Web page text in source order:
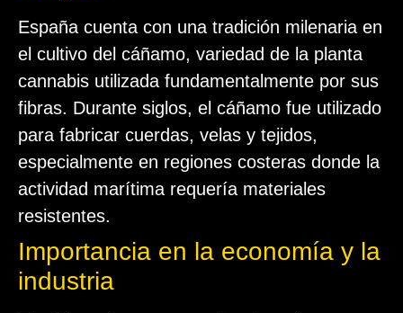
España cuenta con una tradición milenaria en
el cultivo del cáñamo, variedad de la planta
cannabis utilizada fundamentalmente por sus
fibras. Durante siglos, el cáñamo fue utilizado
para fabricar cuerdas, velas y tejidos,
especialmente en regiones costeras donde la
actividad marítima requería materiales
resistentes.
Importancia en la economía y la
industria